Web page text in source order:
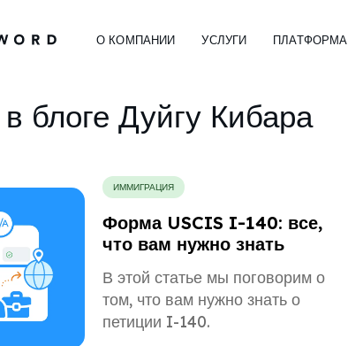
О КОМПАНИИ УСЛУГИ ПЛАТФОРМА
блоге Дуйгу Кибара
ИММИГРАЦИЯ
Форма USCIS I-140: все,
что вам нужно знать
В этой статье мы поговорим о
том, что вам нужно знать о
петиции I-140.